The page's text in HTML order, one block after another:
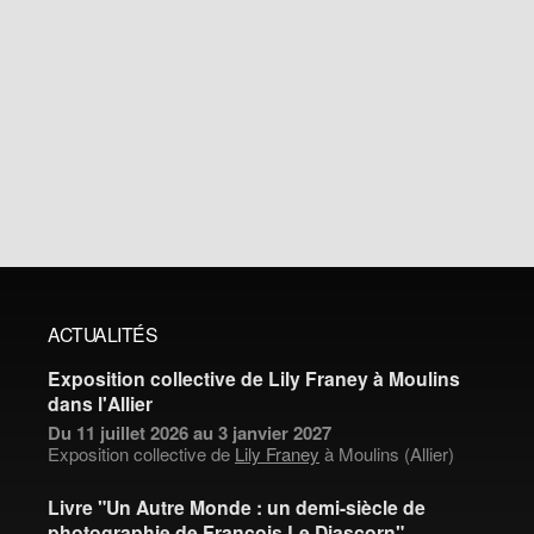
ACTUALITÉS
Exposition collective de Lily Franey à Moulins
dans l'Allier
Du 11 juillet 2026 au 3 janvier 2027
Exposition collective de Lily Franey à Moulins (Allier)
Livre "Un Autre Monde : un demi-siècle de